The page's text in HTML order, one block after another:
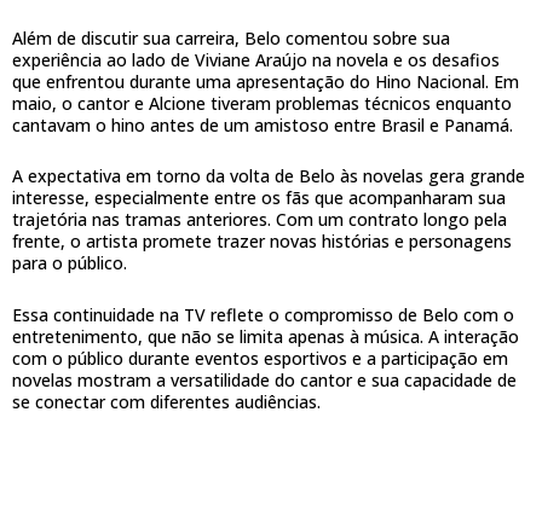
Além de discutir sua carreira, Belo comentou sobre sua
experiência ao lado de Viviane Araújo na novela e os desafios
que enfrentou durante uma apresentação do Hino Nacional. Em
maio, o cantor e Alcione tiveram problemas técnicos enquanto
cantavam o hino antes de um amistoso entre Brasil e Panamá.
A expectativa em torno da volta de Belo às novelas gera grande
interesse, especialmente entre os fãs que acompanharam sua
trajetória nas tramas anteriores. Com um contrato longo pela
frente, o artista promete trazer novas histórias e personagens
para o público.
Essa continuidade na TV reflete o compromisso de Belo com o
entretenimento, que não se limita apenas à música. A interação
com o público durante eventos esportivos e a participação em
novelas mostram a versatilidade do cantor e sua capacidade de
se conectar com diferentes audiências.